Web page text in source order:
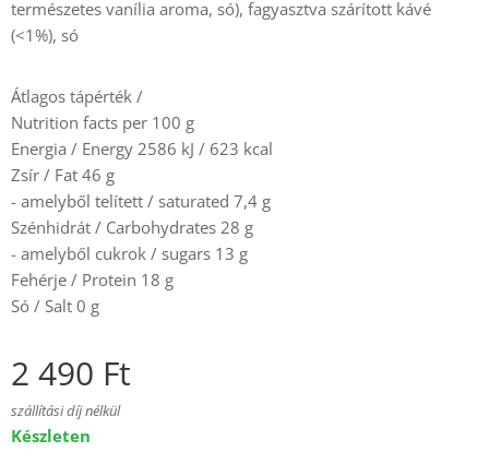
természetes vanília aroma, só), fagyasztva szárított kávé
(<1%), só
Átlagos tápérték /
Nutrition facts per 100 g
Energia / Energy 2586 kJ / 623 kcal
Zsír / Fat 46 g
- amelyből telített / saturated 7,4 g
Szénhidrát / Carbohydrates 28 g
- amelyből cukrok / sugars 13 g
Fehérje / Protein 18 g
Só / Salt 0 g
2 490 Ft
szállítási díj nélkül
Készleten